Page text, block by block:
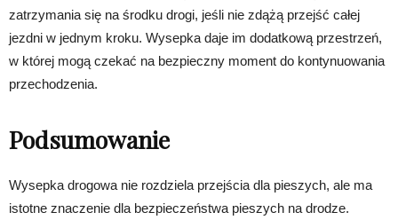
zatrzymania się na środku drogi, jeśli nie zdążą przejść całej
jezdni w jednym kroku. Wysepka daje im dodatkową przestrzeń,
w której mogą czekać na bezpieczny moment do kontynuowania
przechodzenia.
Podsumowanie
Wysepka drogowa nie rozdziela przejścia dla pieszych, ale ma
istotne znaczenie dla bezpieczeństwa pieszych na drodze.